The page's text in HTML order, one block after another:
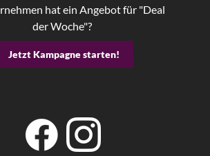
hat ein Angebot für "Deal
der Woche"?
Jetzt Kampagne starten!